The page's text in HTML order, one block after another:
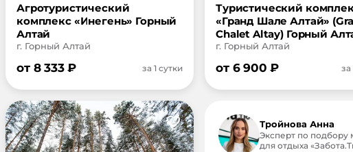
Агротуристический
комплекс «Инегень» Горный
Алтай
г. Горный Алтай
от 8 333₽ за 1 сутки
Туристический
«Гранд Шале Алтай»
Chalet Altay) Горный
г. Горный Алтай
от 6 900 ₽ за
Тройнова Анна
Эксперт по подбору
для отдыха